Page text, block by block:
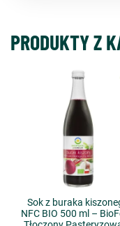
PRODUKTY Z
Sok z buraka
NFC BIO 500 ml –